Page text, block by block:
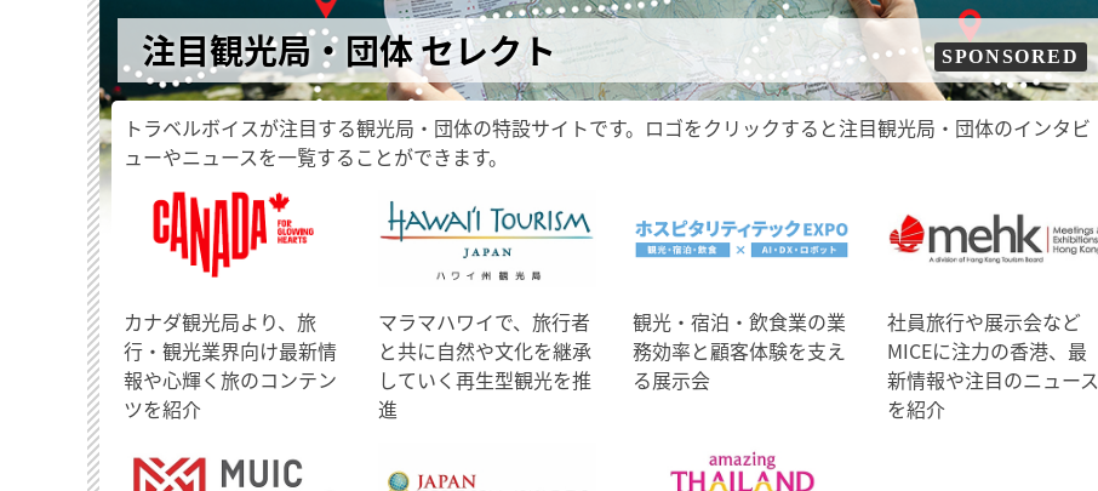
注目観光局・団体 セレクト SPONSORED
トラベルボイスが注目する観光局・団体の特設サイトです。ロゴをクリックすると注目観光局・団体のインタビ
ューやニュースを一覧することができます。
​カナダ観光局より、旅
行・観光業界向け最新情
報や心輝く旅のコンテン
ツを紹介
マラマハワイで、旅行者
と共に自然や文化を継承
していく再生型観光を推
進
観光・宿泊・飲食業の業
務効率と顧客体験を支え
る展示会
社員旅行や展示会など
MICEに注力の香港、最
新情報や注目のニュース
を紹介